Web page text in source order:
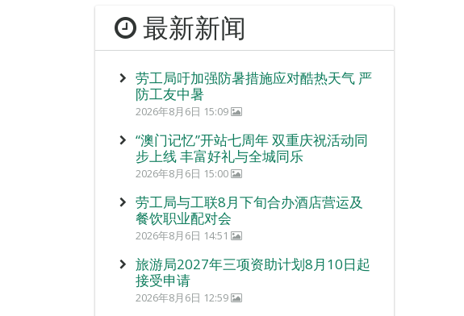
最新新闻
劳工局吁加强防暑措施应对酷热天气 严
防工友中暑
2026年8月6日 15:09
“澳门记忆”开站七周年 双重庆祝活动同
步上线 丰富好礼与全城同乐
2026年8月6日 15:00
劳工局与工联8月下旬合办酒店营运及
餐饮职业配对会
2026年8月6日 14:51
旅游局2027年三项资助计划8月10日起
接受申请
2026年8月6日 12:59